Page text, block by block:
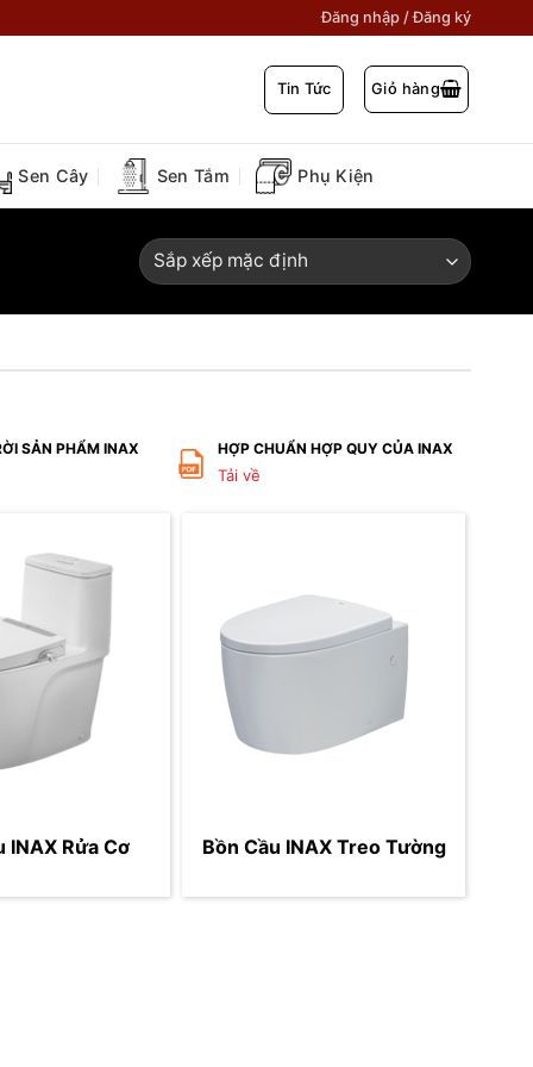
Đăng nhập / Đăng ký
Tin Tức Giỏ hàng
Sen Cây Sen Tắm Phụ Kiện
SẢN PHẨM INAX HỢP CHUẨN HỢP QUY CỦA INAX
Tải về
INAX Rửa Cơ Bồn Cầu INAX Treo Tường